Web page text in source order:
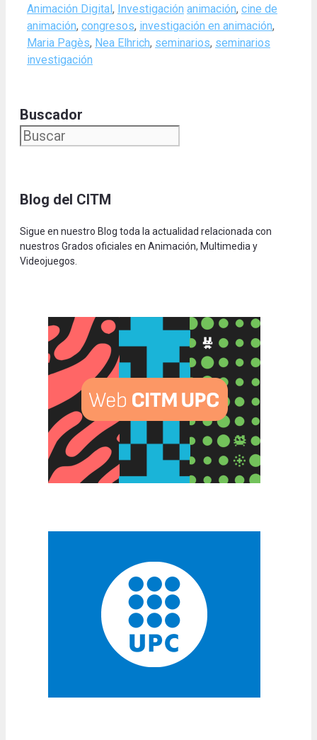
Categories
Animación Digital, Investigación Tags
animación, cine de
animación, congresos, investigación en animación,
Maria Pagès, Nea Elhrich, seminarios, seminarios
investigación
Buscador
Blog del CITM
Sigue en nuestro Blog toda la actualidad relacionada con
nuestros Grados oficiales en Animación, Multimedia y
Videojuegos.